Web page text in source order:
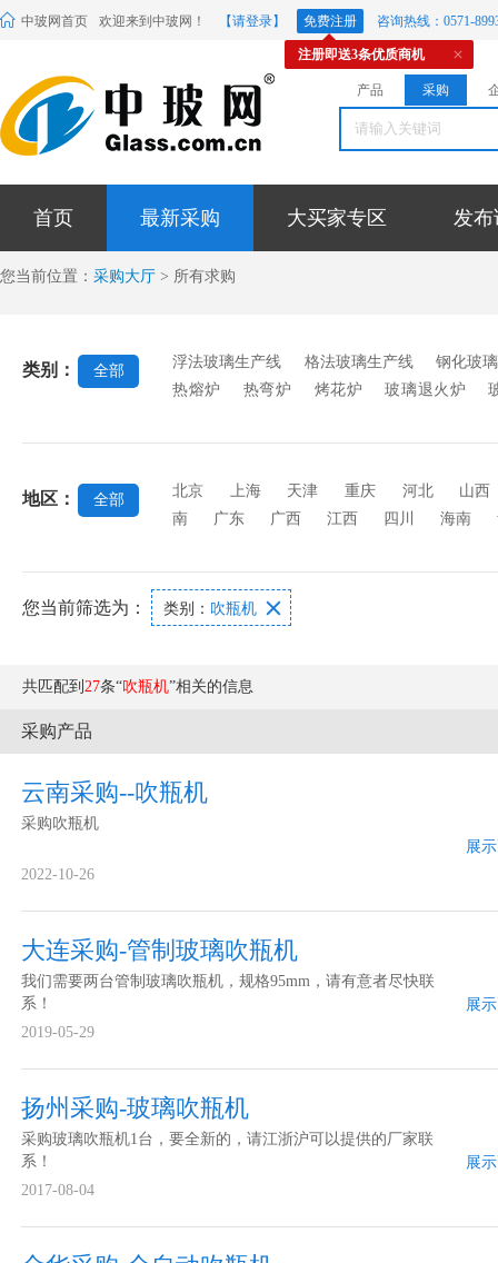
中玻网首页 欢迎来到中玻网！ 【请登录】 免费注册 咨询热线：0571-
注册即送3条优质商机
产品 采购
首页 最新采购 大买家专区 发布
您当前位置： 采购大厅 > 所有求购
类别： 全部
浮法玻璃生产线 格法玻璃生产线
钢化玻
热熔炉
热弯炉 烤花炉 玻璃退火炉
机
混合机 辊压机 行列机
玻璃印花
机
强化玻璃设备 玻璃打孔机 玻璃丝印
地区： 全部
北京 上海 天津 重庆 河北
山西
南
广东 广西 江西 四川 海南
您当前筛选为： 类别： 吹瓶机 
共匹配到 27条“吹瓶机”相关的信息
采购产品
云南采购--吹瓶机
采购吹瓶机
展
2022-10-26
大连采购-管制玻璃吹瓶机
我们需要两台管制玻璃吹瓶机，规格95mm，请有意者尽快联
系！
展
2019-05-29
扬州采购-玻璃吹瓶机
采购玻璃吹瓶机1台，要全新的，请江浙沪可以提供的厂家联
系！
展
2017-08-04